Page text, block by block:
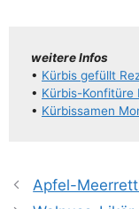
wei­te­re Infos
• Kür­bis gefüllt
• Kür­­bis-Kon­­­fi­­tü­­re
• Kür­bis­sa­men
Apfel-